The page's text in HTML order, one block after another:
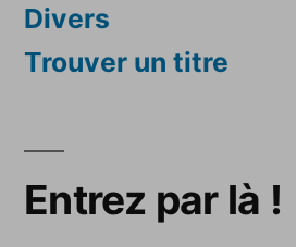
Divers
Trouver un titre
Entrez par là !